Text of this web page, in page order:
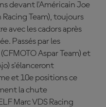
devant l'Américain Joe
Racing Team), toujours
avec les cadors après
Passés par les
(CFMOTO Aspar Team) et
s'élanceront
et 10e positions ce
la chute
Marc VDS Racing